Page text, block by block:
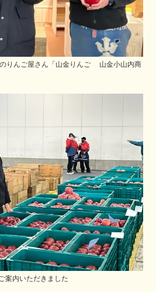
りんご屋さん「山金りんご 山金小山内商
案内いただきました